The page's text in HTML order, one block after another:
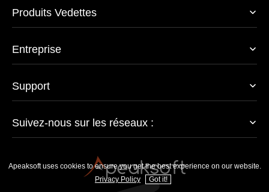
Produits Vedettes
Entreprise
Support
Suivez-nous sur les réseaux :
Apeaksoft uses cookies to ensure you get the best experience on our website.
Privacy Policy
Got it!